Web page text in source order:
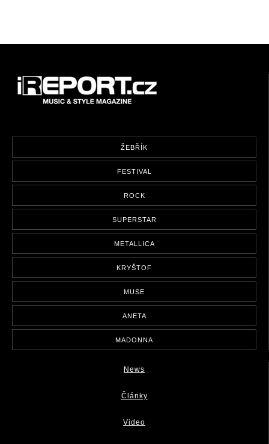
ŽEBŘÍK
FESTIVAL
ROCK
SUPERSTAR
METALLICA
KRYŠTOF
MUSE
ANETA
MADONNA
News
Články
Video